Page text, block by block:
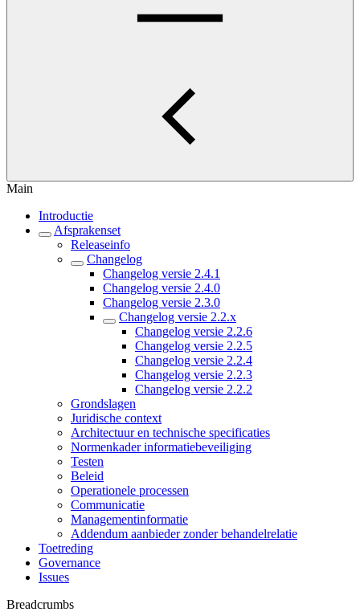
Main
Introductie
Afsprakenset
Releaseinfo
Changelog
Changelog versie 2.4.1
Changelog versie 2.4.0
Changelog versie 2.3.0
Changelog versie 2.2.x
Changelog versie 2.2.6
Changelog versie 2.2.5
Changelog versie 2.2.4
Changelog versie 2.2.3
Changelog versie 2.2.2
Grondslagen
Juridische context
Architectuur en technische specificaties
Normenkader informatiebeveiliging
Testen
Beleid
Operationele processen
Communicatie
Managementinformatie
Addendum aanbieder zonder behandelrelatie
Toetreding
Governance
Issues
Breadcrumbs